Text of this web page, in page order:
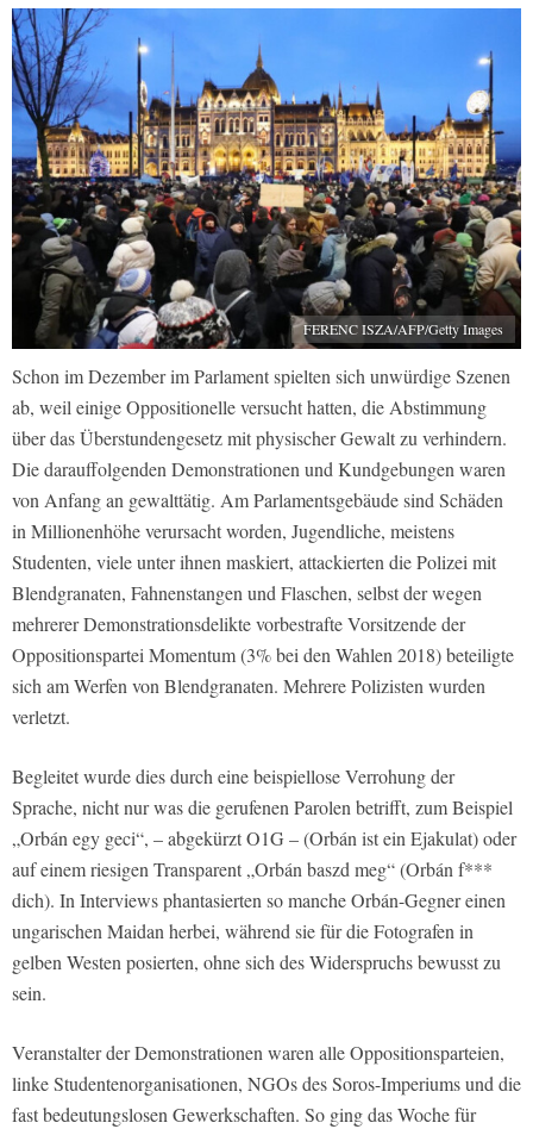
FERENC ISZA/AFP/Getty Images
Schon im Dezember im Parlament spielten sich unwürdige Szenen
ab, weil einige Oppositionelle versucht hatten, die Abstimmung
über das Überstundengesetz mit physischer Gewalt zu verhindern.
Die darauffolgenden Demonstrationen und Kundgebungen waren
von Anfang an gewalttätig. Am Parlamentsgebäude sind Schäden
in Millionenhöhe verursacht worden, Jugendliche, meistens
Studenten, viele unter ihnen maskiert, attackierten die Polizei mit
Blendgranaten, Fahnenstangen und Flaschen, selbst der wegen
mehrerer Demonstrationsdelikte vorbestrafte Vorsitzende der
Oppositionspartei Momentum (3% bei den Wahlen 2018) beteiligte
sich am Werfen von Blendgranaten. Mehrere Polizisten wurden
verletzt.
Begleitet wurde dies durch eine beispiellose Verrohung der
Sprache, nicht nur was die gerufenen Parolen betrifft, zum Beispiel
„Orbán egy geci“, – abgekürzt O1G – (Orbán ist ein Ejakulat) oder
auf einem riesigen Transparent „Orbán baszd meg“ (Orbán f***
dich). In Interviews phantasierten so manche Orbán-Gegner einen
ungarischen Maidan herbei, während sie für die Fotografen in
gelben Westen posierten, ohne sich des Widerspruchs bewusst zu
sein.
Veranstalter der Demonstrationen waren alle Oppositionsparteien,
linke Studentenorganisationen, NGOs des Soros-Imperiums und die
fast bedeutungslosen Gewerkschaften. So ging das Woche für